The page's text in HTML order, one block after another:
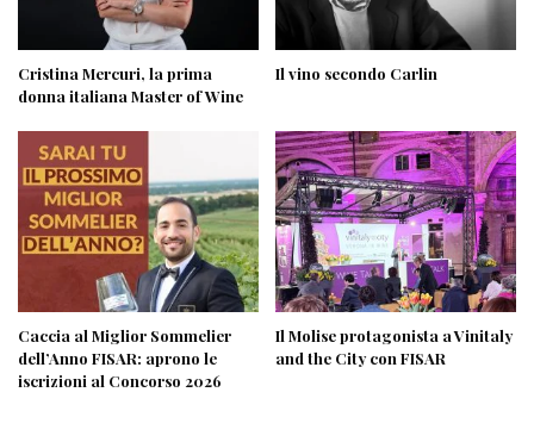
Cristina Mercuri, la prima
donna italiana Master of Wine
Il vino secondo Carlin
Caccia al Miglior Sommelier
dell’Anno FISAR: aprono le
iscrizioni al Concorso 2026
Il Molise protagonista a Vinitaly
and the City con FISAR